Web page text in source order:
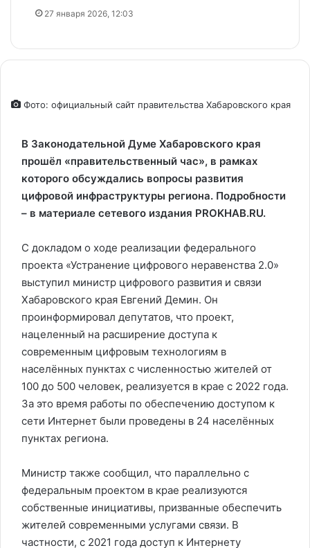
27 января 2026, 12:03
Фото: официальный сайт правительства Хабаровского края
В Законодательной Думе Хабаровского края
прошёл «правительственный час», в рамках
которого обсуждались вопросы развития
цифровой инфраструктуры региона. Подробности
– в материале сетевого издания PROKHAB.RU.
С докладом о ходе реализации федерального
проекта «Устранение цифрового неравенства 2.0»
выступил министр цифрового развития и связи
Хабаровского края Евгений Демин. Он
проинформировал депутатов, что проект,
нацеленный на расширение доступа к
современным цифровым технологиям в
населённых пунктах с численностью жителей от
100 до 500 человек, реализуется в крае с 2022 года.
За это время работы по обеспечению доступом к
сети Интернет были проведены в 24 населённых
пунктах региона.
Министр также сообщил, что параллельно с
федеральным проектом в крае реализуются
собственные инициативы, призванные обеспечить
жителей современными услугами связи. В
частности, с 2021 года доступ к Интернету